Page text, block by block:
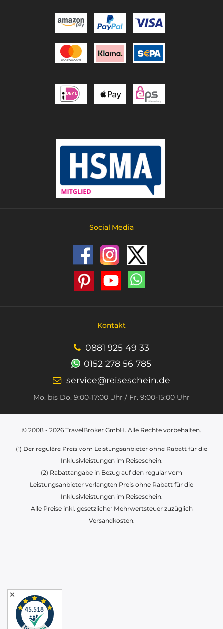
Social Media
Kontakt
0881 925 49 33
0152 278 56 785
service@reiseschein.de
Mo. bis Do. 9:00‑17:00 Uhr / Fr. 9:00-15:00 Uhr
© 2008 - 2026 TravelBroker GmbH. Alle Rechte vorbehalten.
(1) Der reguläre Preis vom Leistungsanbieter ohne Rabatt für die
Inklusivleistungen im Reiseschein.
(2) Rabattangabe in Bezug auf den regulär vom
Leistungsanbieter verlangten Preis ohne Rabatt für die
Inklusivleistungen im Reiseschein.
Alle Preise inkl. gesetzlicher Mehrwertsteuer zuzüglich
Versandkosten.
✕